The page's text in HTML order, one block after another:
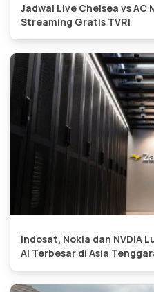
Jadwal Live Chelsea vs AC
Streaming Gratis TVRI
Indosat, Nokia dan NVDIA
AI Terbesar di Asia